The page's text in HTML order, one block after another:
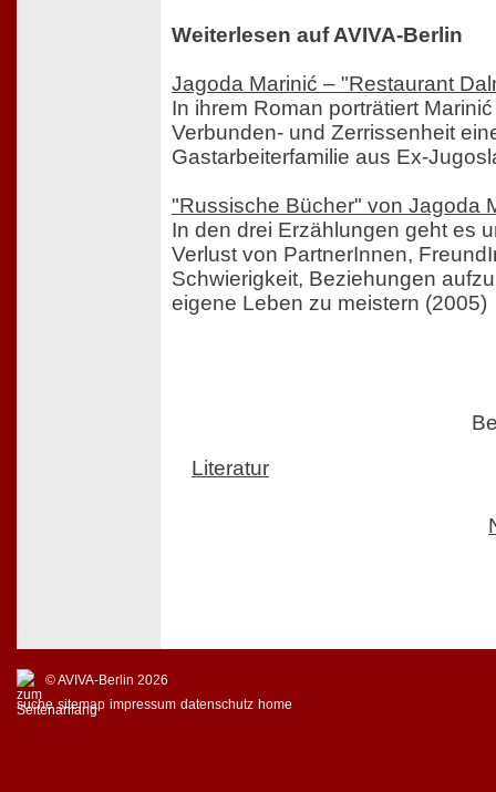
Weiterlesen auf AVIVA-Berlin
Jagoda Marinić – "Restaurant
In ihrem Roman porträtiert
Verbunden- und Zerrissenheit
Gastarbeiterfamilie aus Ex-
"Russische Bücher" von Jagoda
In den drei Erzählungen geht es
Verlust von PartnerInnen,
Schwierigkeit, Beziehungen
eigene Leben zu meistern (2005)
Literatur
© AVIVA-Berlin 2026
suche sitemap impressum datenschutz home